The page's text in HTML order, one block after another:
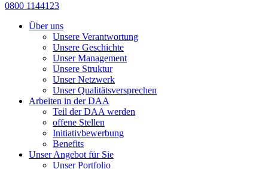
0800 1144123
Über uns
Unsere Verantwortung
Unsere Geschichte
Unser Management
Unsere Struktur
Unser Netzwerk
Unser Qualitätsversprechen
Arbeiten in der DAA
Teil der DAA werden
offene Stellen
Initiativbewerbung
Benefits
Unser Angebot für Sie
Unser Portfolio